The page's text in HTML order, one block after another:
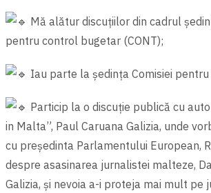
Mă alătur discuțiilor din cadrul
pentru control bugetar (CONT);
Iau parte la ședința Comisiei
Particip la o discuție publică cu
in Malta”, Paul Caruana Galizia, unde
cu președinta Parlamentului European,
despre asasinarea jurnalistei malteze,
Galizia, și nevoia a-i proteja mai mult pe